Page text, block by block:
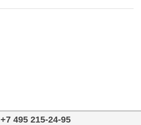
+7 495 215-24-95